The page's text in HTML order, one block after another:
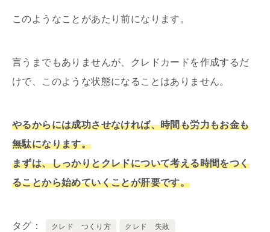
このようなことがあたり前になります。
言うまでもありませんが、クレドカードを作成するだ
けで、このような状態になることはありません。
やるからには成功させなければ、時間も労力もお金も
無駄になります。
まずは、しっかりとクレドについて考える時間をつく
ることから始めていくことが肝要です。
タグ クレド つくり方 クレド 失敗